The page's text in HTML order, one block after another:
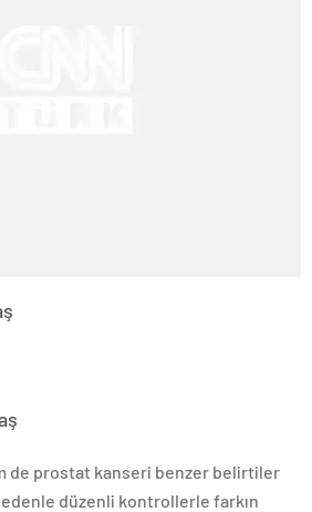
de prostat kanseri benzer belirtiler
düzenli kontrollerle farkın